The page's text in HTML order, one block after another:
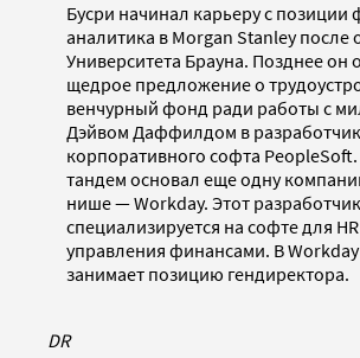
Бусри начинал карьеру с позиции
аналитика в Morgan Stanley после
Университета Брауна. Позднее он
щедрое предложение о
венчурный фонд ради работы с
Дэйвом Даффилдом в
корпоративного софта
тандем основал еще одну
нише — Workday. Этот разработчик
специализируется на софте для
управления финансами. В
занимает позицию гендиректора.
DR